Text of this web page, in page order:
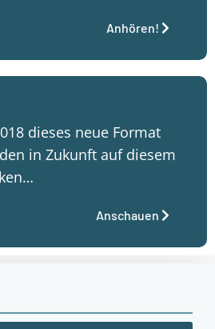
Anhören!
dieses neue Format
in Zukunft auf diesem
Anschauen